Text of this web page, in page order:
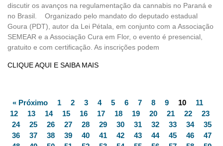
discutir os avanços na regulamentação da cannabis no Paraná e
no Brasil. Organizado pelo mandato do deputado estadual
Goura (PDT), autor da Lei Pétala, em conjunto com a Associação
SEMEAR e a Associação Cura em Flor, o evento é presencial,
gratuito e com certificação. As inscrições podem
CLIQUE AQUI E SAIBA MAIS
« Próximo 1 2 3 4 5 6 7 8 9 10
11
12
13 14 15 16 17 18 19 20 21 22
23
24
25 26 27 28 29 30 31 32 33 34
35
36
37 38 39 40 41 42 43 44 45 46
47